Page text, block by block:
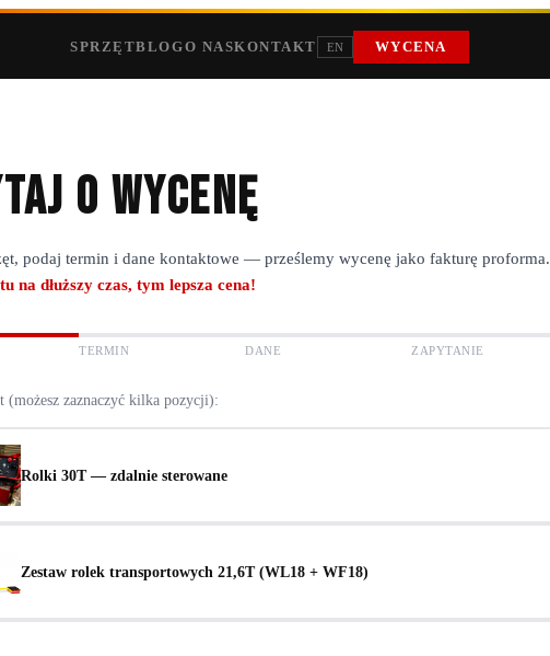
SPRZĘTBLOGO NASKONTAKT EN WYCENA
o wycenę
podaj termin i dane kontaktowe — prześlemy wycenę jako fakturę proforma.
na dłuższy czas, tym lepsza cena!
TERMIN DANE ZAPYTANIE
(możesz zaznaczyć kilka pozycji):
Rolki 30T — zdalnie sterowane
Zestaw rolek transportowych 21,6T (WL18 + WF18)